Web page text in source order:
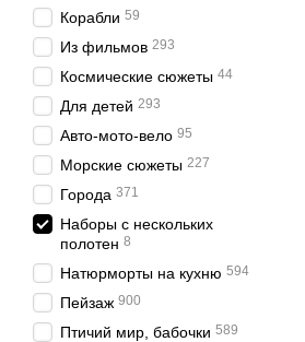
Корабли 59
Из фильмов 293
Космические сюжеты 44
Для детей 293
Авто-мото-вело 95
Морские сюжеты 227
Города 371
Наборы с нескольких
полотен 8
Натюрморты на кухню 594
Пейзаж 900
Птичий мир, бабочки 589